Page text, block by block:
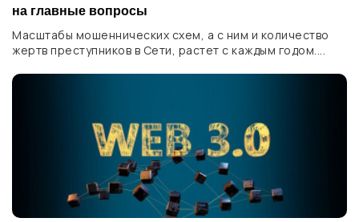
на главные вопросы
Масштабы мошеннических схем, а с ним и количество
жертв преступников в Сети, растет с каждым годом....